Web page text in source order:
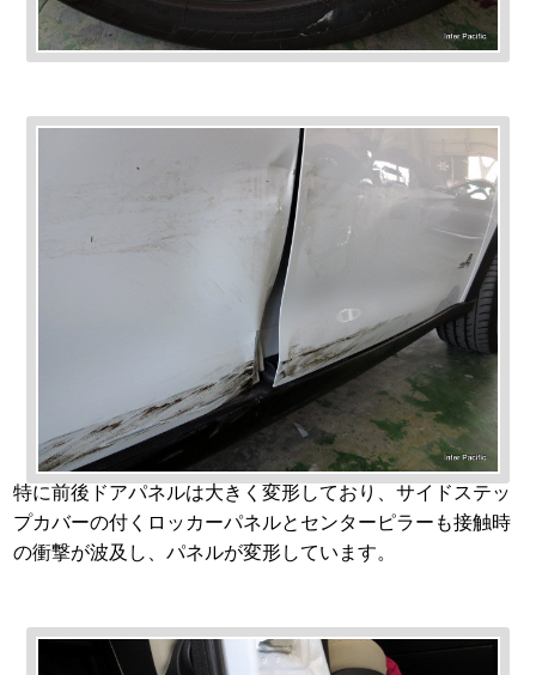
特に前後ドアパネルは大きく変形しており、サイドステッ
プカバーの付くロッカーパネルとセンターピラーも接触時
の衝撃が波及し、パネルが変形しています。